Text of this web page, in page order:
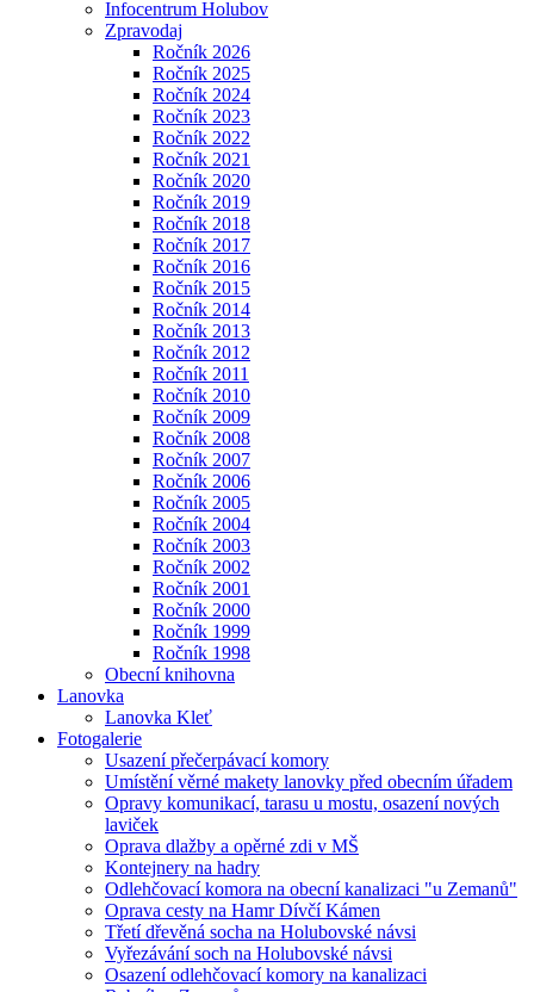
Infocentrum Holubov
Zpravodaj
Ročník 2026
Ročník 2025
Ročník 2024
Ročník 2023
Ročník 2022
Ročník 2021
Ročník 2020
Ročník 2019
Ročník 2018
Ročník 2017
Ročník 2016
Ročník 2015
Ročník 2014
Ročník 2013
Ročník 2012
Ročník 2011
Ročník 2010
Ročník 2009
Ročník 2008
Ročník 2007
Ročník 2006
Ročník 2005
Ročník 2004
Ročník 2003
Ročník 2002
Ročník 2001
Ročník 2000
Ročník 1999
Ročník 1998
Obecní knihovna
Lanovka
Lanovka Kleť
Fotogalerie
Usazení přečerpávací komory
Umístění věrné makety lanovky před obecním úřadem
Opravy komunikací, tarasu u mostu, osazení nových
laviček
Oprava dlažby a opěrné zdi v MŠ
Kontejnery na hadry
Odlehčovací komora na obecní kanalizaci "u Zemanů"
Oprava cesty na Hamr Dívčí Kámen
Třetí dřevěná socha na Holubovské návsi
Vyřezávání soch na Holubovské návsi
Osazení odlehčovací komory na kanalizaci